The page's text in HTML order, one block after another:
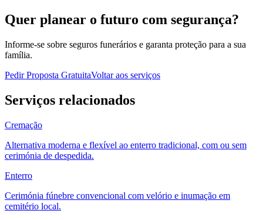
Quer planear o futuro com segurança?
Informe-se sobre seguros funerários e garanta proteção para a sua
família.
Pedir Proposta GratuitaVoltar aos serviços
Serviços relacionados
Cremação
Alternativa moderna e flexível ao enterro tradicional, com ou sem
cerimónia de despedida.
Enterro
Cerimónia fúnebre convencional com velório e inumação em
cemitério local.